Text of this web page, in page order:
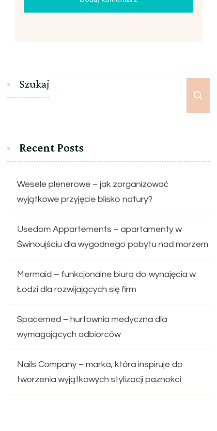
Szukaj
Recent Posts
Wesele plenerowe – jak zorganizować
wyjątkowe przyjęcie blisko natury?
Usedom Appartements – apartamenty w
Świnoujściu dla wygodnego pobytu nad morzem
Mermaid – funkcjonalne biura do wynajęcia w
Łodzi dla rozwijających się firm
Spacemed – hurtownia medyczna dla
wymagających odbiorców
Nails Company – marka, która inspiruje do
tworzenia wyjątkowych stylizacji paznokci